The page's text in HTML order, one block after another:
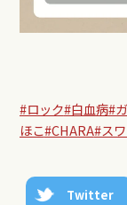
#ロック#白血病#
ほこ#CHARA#ス
Twitter